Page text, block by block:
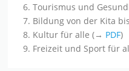
Tourismus und
Bildung von der Kita
Kultur für alle (→ PDF)
Freizeit und Sport für